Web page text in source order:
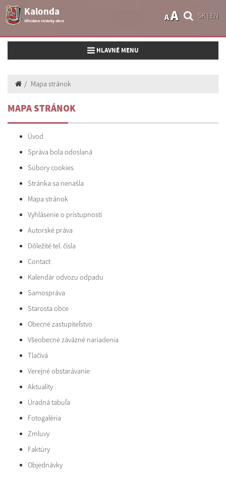
Kalonda
Oficiálne stránky obce
SK| EN
AA
Toggle navigation
HLAVNÉ MENU
Mapa stránok
MAPA STRÁNOK
Úvod
Správa bola odoslaná
Súbory cookies
Stránka sa nenašla
Mapa stránok
Vyhlásenie o prístupnosti
Autorské práva
Dôležité tel. čísla
Contact
Kalendár odvozu odpadu
Samospráva
Starosta obce
Obecné zastupiteľstvo
Všeobecné záväzné nariadenia
Tlačivá
Verejné obstarávanie
Aktuality
Úradná tabuľa
Fotogaléria
Zmluvy
Faktúry
Objednávky